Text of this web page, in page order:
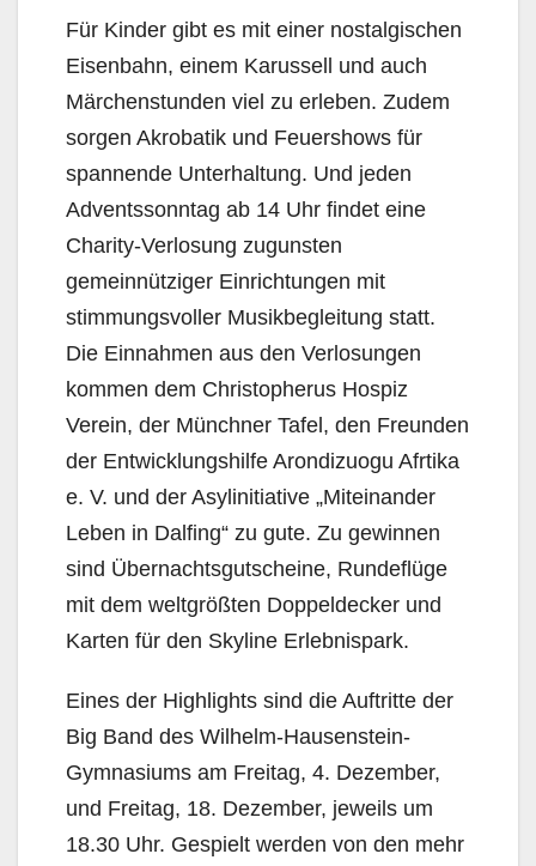
Für Kinder gibt es mit einer nostalgischen
Eisenbahn, einem Karussell und auch
Märchenstunden viel zu erleben. Zudem
sorgen Akrobatik und Feuershows für
spannende Unterhaltung. Und jeden
Adventssonntag ab 14 Uhr findet eine
Charity-Verlosung zugunsten
gemeinnütziger Einrichtungen mit
stimmungsvoller Musikbegleitung statt.
Die Einnahmen aus den Verlosungen
kommen dem Christopherus Hospiz
Verein, der Münchner Tafel, den Freunden
der Entwicklungshilfe Arondizu­ogu Afrtika
e. V. und der Asylinitiative „Miteinander
Leben in Dalfing“ zu gute. Zu gewinnen
sind Übernachtsgutscheine, Rundeflüge
mit dem weltgrößten Doppeldecker und
Karten für den Skyline Erlebnispark.
Eines der Highlights sind die Auftritte der
Big Band des Wilhelm-Hausenstein-
Gymnasiums am Freitag, 4. Dezember,
und Freitag, 18. Dezember, jeweils um
18.30 Uhr. Gespielt werden von den mehr